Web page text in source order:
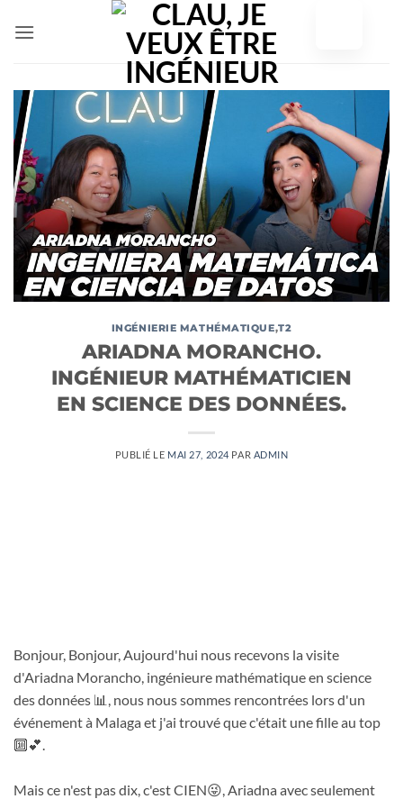
INGÉNIERIE MATHÉMATIQUE,T2
ARIADNA MORANCHO.
INGÉNIEUR MATHÉMATICIEN
EN SCIENCE DES DONNÉES.
PUBLIÉ LE MAI 27, 2024 PAR ADMIN
Bonjour, Bonjour, Aujourd'hui nous recevons la visite
d'Ariadna Morancho, ingénieure mathématique en science
des données 📊, nous nous sommes rencontrées lors d'un
événement à Malaga et j'ai trouvé que c'était une fille au top
🔟💕.
Mais ce n'est pas dix, c'est CIEN😜, Ariadna avec seulement